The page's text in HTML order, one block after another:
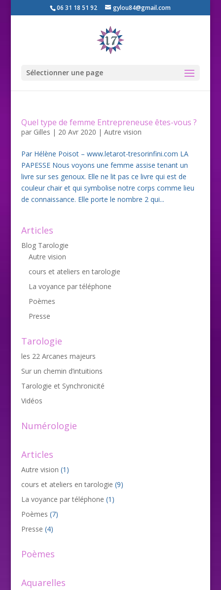
06 31 18 51 92 gylou84@gmail.com
Sélectionner une page
Quel type de femme Entrepreneuse êtes-vous ?
par Gilles | 20 Avr 2020 | Autre vision
Par Hélène Poisot – www.letarot-tresorinfini.com LA
PAPESSE Nous voyons une femme assise tenant un
livre sur ses genoux. Elle ne lit pas ce livre qui est de
couleur chair et qui symbolise notre corps comme lieu
de connaissance. Elle porte le nombre 2 qui...
Articles
Blog Tarologie
Autre vision
cours et ateliers en tarologie
La voyance par téléphone
Poèmes
Presse
Tarologie
les 22 Arcanes majeurs
Sur un chemin d’intuitions
Tarologie et Synchronicité
Vidéos
Numérologie
Articles
Autre vision (1)
cours et ateliers en tarologie (9)
La voyance par téléphone (1)
Poèmes (7)
Presse (4)
Poèmes
Aquarelles